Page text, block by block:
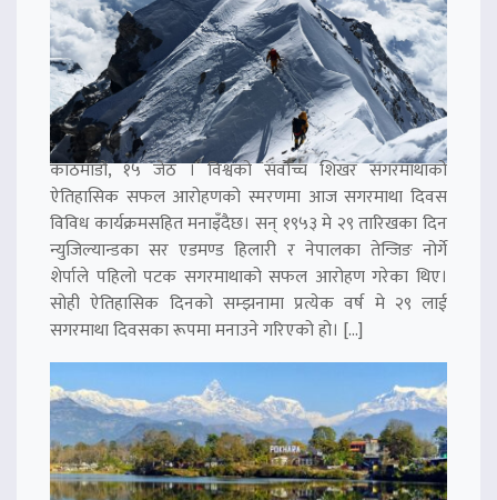
काठमाडौं, १५ जेठ । विश्वको सर्वोच्च शिखर सगरमाथाको
ऐतिहासिक सफल आरोहणको स्मरणमा आज सगरमाथा दिवस
विविध कार्यक्रमसहित मनाइँदैछ। सन् १९५३ मे २९ तारिखका दिन
न्युजिल्यान्डका सर एडमण्ड हिलारी र नेपालका तेन्जिङ नोर्गे
शेर्पाले पहिलो पटक सगरमाथाको सफल आरोहण गरेका थिए।
सोही ऐतिहासिक दिनको सम्झनामा प्रत्येक वर्ष मे २९ लाई
सगरमाथा दिवसका रूपमा मनाउने गरिएको हो। […]